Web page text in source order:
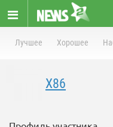
Лучшее Хорошее
X86